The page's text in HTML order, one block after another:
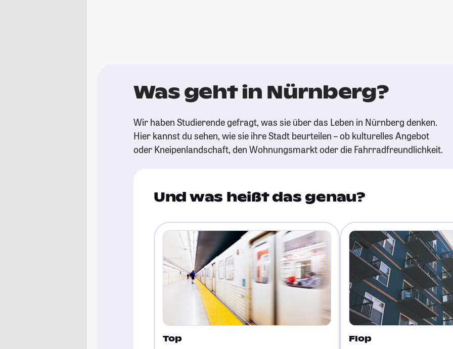
Was geht in Nürnberg?
Wir haben Studierende gefragt, was sie über das Leben in Nürnberg denken.
Hier kannst du sehen, wie sie ihre Stadt beurteilen – ob kulturelles Angebot
oder Kneipenlandschaft, den Wohnungsmarkt oder die Fahrradfreundlichkeit.
Und was heißt das genau?
Top Flop